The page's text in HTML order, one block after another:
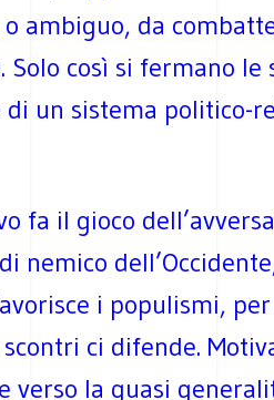
ambiguo, da
così si fermano le
un sistema politico-
fa il gioco
nemico
i populismi,
ci difende.
verso la quasi